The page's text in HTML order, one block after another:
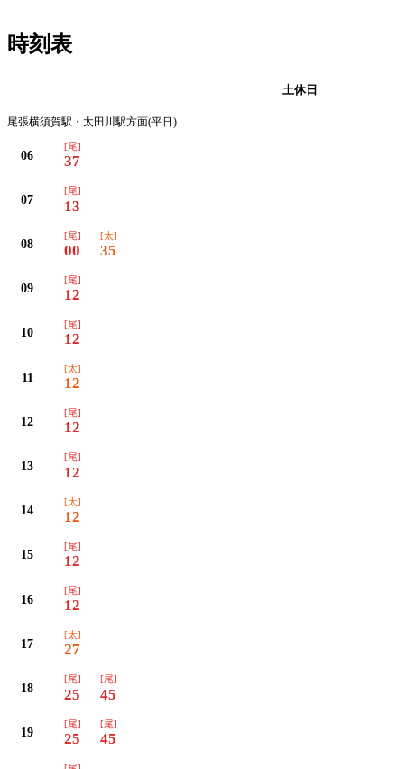
時刻表
土休日
尾張横須賀駅・太田川駅方面(平日)
06
[尾]
37
07
[尾]
13
08
[尾]
00
[太]
35
09
[尾]
12
10
[尾]
12
11
[太]
12
12
[尾]
12
13
[尾]
12
14
[太]
12
15
[尾]
12
16
[尾]
12
17
[太]
27
18
[尾]
25
[尾]
45
19
[尾]
25
[尾]
45